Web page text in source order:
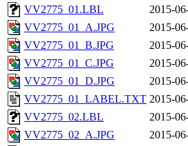
VV2775_01.LBL
2015-
VV2775_01_A.JPG
2015-
VV2775_01_B.JPG
2015-
VV2775_01_C.JPG
2015-
VV2775_01_D.JPG
2015-
VV2775_01_LABEL.TXT 2015-
VV2775_02.LBL
2015-
VV2775_02_A.JPG
2015-